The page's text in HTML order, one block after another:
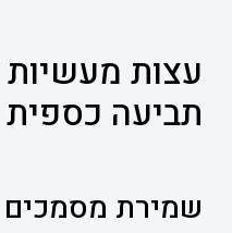
עצות
תביעה כספית
שמירת מסמכים